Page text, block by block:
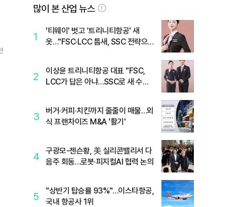
많이 본 산업 뉴스
1
'티웨이' 벗고 '트리니티항공' 새
옷…"FSC·LCC 틈새, SSC 전략으
2
이상윤 트리니티항공 대표 "FSC,
LCC가 답은 아냐…SSC로 새 수요
3
버거·커피·치킨까지 줄줄이 매물…외
식 프랜차이즈 M&A '활기'
4
구광모-젠슨황, 美 실리콘밸리서 다
음주 회동…로봇·피지컬AI 협력 논의
5
"상반기 탑승률 93%"…이스타항공,
국내 항공사 1위